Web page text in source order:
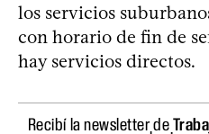
los servicios
con horario de fin de
hay servicios directos.
Recibí la newsletter de